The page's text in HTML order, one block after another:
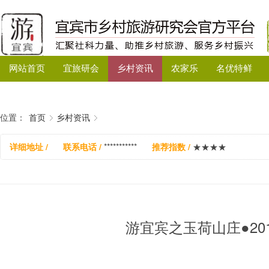
网站首页 宜旅研会 乡村资讯 农家乐 名优特鲜
位置： 首页 乡村资讯
详细地址 / 联系电话 / *********** 推荐指数 / ★★★★
游宜宾之玉荷山庄